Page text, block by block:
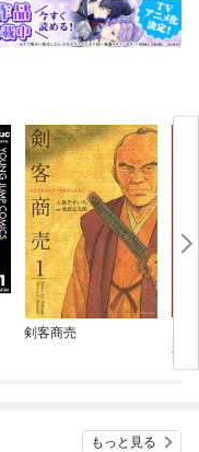
剣客商売
全版
もっと見る